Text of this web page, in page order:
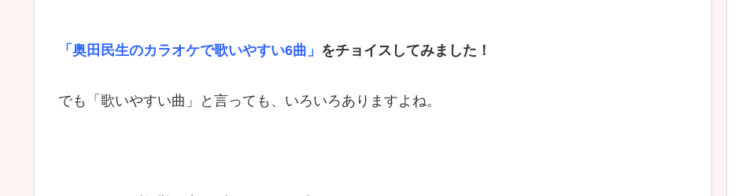
「奥田民生のカラオケで歌いやすい6曲」 をチョイスしてみました！
でも「歌いやすい曲」と言っても、いろいろありますよね。